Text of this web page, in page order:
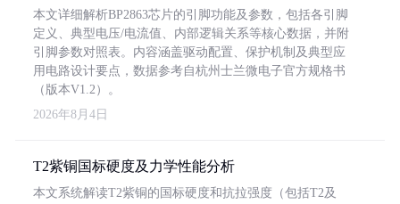
本文详细解析BP2863芯片的引脚功能及参数，包括各引脚
定义、典型电压/电流值、内部逻辑关系等核心数据，并附
引脚参数对照表。内容涵盖驱动配置、保护机制及典型应
用电路设计要点，数据参考自杭州士兰微电子官方规格书
（版本V1.2）。
2026年8月4日
T2紫铜国标硬度及力学性能分析
本文系统解读T2紫铜的国标硬度和抗拉强度（包括T2及